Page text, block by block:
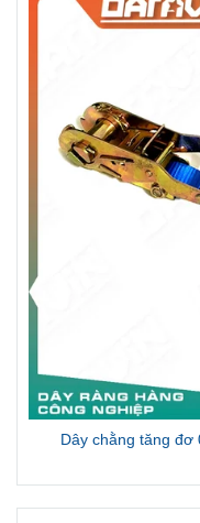
Dây chằng tăng đơ